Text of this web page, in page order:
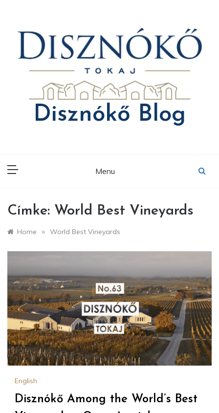
Disznókő Blog
Menu
Címke: World Best Vineyards
Home » World Best Vineyards
English
Disznókő Among the World’s Best